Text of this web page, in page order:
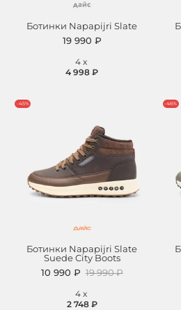
Ботинки Napapijri Slate
19 990 ₽
4x
4 998 ₽
-45%
Ботинки Napapijri Slate
Suede City Boots
10 990 ₽ 19 990 ₽
4x
2 748 ₽
-46%